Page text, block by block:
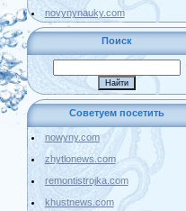
novynynauky.com
Поиск
Советуем посетить
nowyny.com
zhytlonews.com
remontistrojka.com
khustnews.com